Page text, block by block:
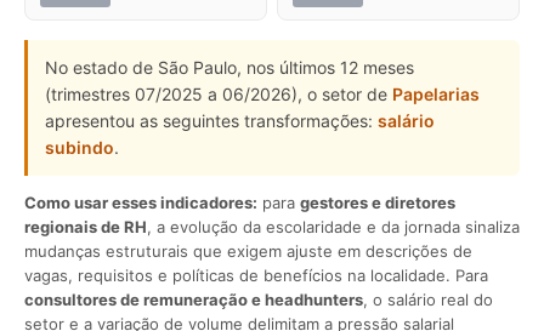
No estado de São Paulo, nos últimos 12 meses
(trimestres 07/2025 a 06/2026), o setor de Papelarias
apresentou as seguintes transformações: salário
subindo.
Como usar esses indicadores: para gestores e diretores
regionais de RH, a evolução da escolaridade e da jornada sinaliza
mudanças estruturais que exigem ajuste em descrições de
vagas, requisitos e políticas de benefícios na localidade. Para
consultores de remuneração e headhunters, o salário real do
setor e a variação de volume delimitam a pressão salarial